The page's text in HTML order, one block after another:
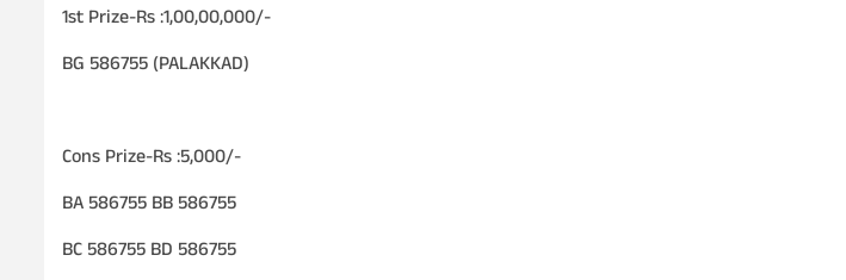
1st Prize-Rs :1,00,00,000/-
BG 586755 (PALAKKAD)
Cons Prize-Rs :5,000/-
BA 586755 BB 586755
BC 586755 BD 586755